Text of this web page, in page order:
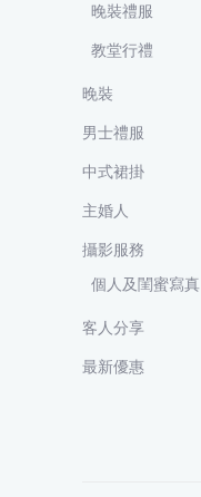
晚裝禮服
教堂行禮
晚裝
男士禮服
中式裙掛
主婚人
攝影服務
個人及閨蜜寫真
客人分享
最新優惠